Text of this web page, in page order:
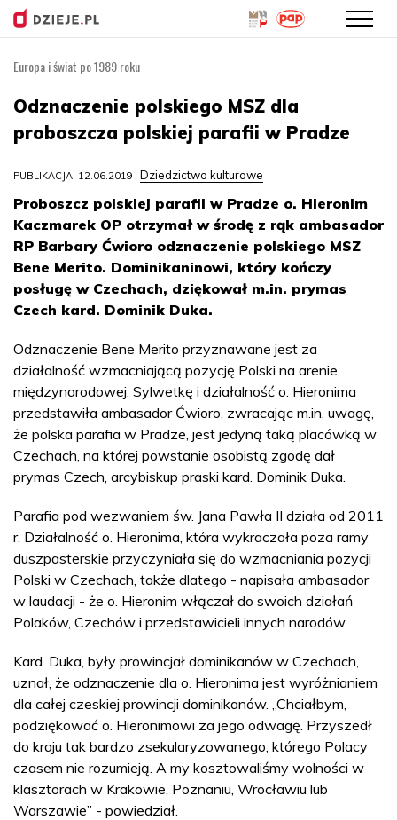
treści
Europa i świat po 1989 roku
Odznaczenie polskiego MSZ dla
proboszcza polskiej parafii w Pradze
PUBLIKACJA: 12.06.2019 Dziedzictwo kulturowe
Proboszcz polskiej parafii w Pradze o. Hieronim
Kaczmarek OP otrzymał w środę z rąk ambasador
RP Barbary Ćwioro odznaczenie polskiego MSZ
Bene Merito. Dominikaninowi, który kończy
posługę w Czechach, dziękował m.in. prymas
Czech kard. Dominik Duka.
Odznaczenie Bene Merito przyznawane jest za
działalność wzmacniającą pozycję Polski na arenie
międzynarodowej. Sylwetkę i działalność o. Hieronima
przedstawiła ambasador Ćwioro, zwracając m.in. uwagę,
że polska parafia w Pradze, jest jedyną taką placówką w
Czechach, na której powstanie osobistą zgodę dał
prymas Czech, arcybiskup praski kard. Dominik Duka.
Parafia pod wezwaniem św. Jana Pawła II działa od 2011
r. Działalność o. Hieronima, która wykraczała poza ramy
duszpasterskie przyczyniała się do wzmacniania pozycji
Polski w Czechach, także dlatego - napisała ambasador
w laudacji - że o. Hieronim włączał do swoich działań
Polaków, Czechów i przedstawicieli innych narodów.
Kard. Duka, były prowincjał dominikanów w Czechach,
uznał, że odznaczenie dla o. Hieronima jest wyróżnianiem
dla całej czeskiej prowincji dominikanów. „Chciałbym,
podziękować o. Hieronimowi za jego odwagę. Przyszedł
do kraju tak bardzo zsekularyzowanego, którego Polacy
czasem nie rozumieją. A my kosztowaliśmy wolności w
klasztorach w Krakowie, Poznaniu, Wrocławiu lub
Warszawie” - powiedział.